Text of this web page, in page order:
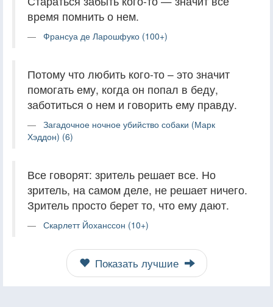
время помнить о нем.
Франсуа де Ларошфуко (100+)
Потому что любить кого-то – это значит
помогать ему, когда он попал в беду,
заботиться о нем и говорить ему правду.
Загадочное ночное убийство собаки (Марк
Хэддон) (6)
Все говорят: зритель решает все. Но
зритель, на самом деле, не решает ничего.
Зритель просто берет то, что ему дают.
Скарлетт Йоханссон (10+)
Показать лучшие